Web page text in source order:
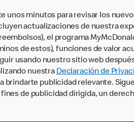
unos minutos para revisar los
actualizaciones de nuestra
el programa
de estos), funciones de valor
usando nuestro sitio web
nuestra Declaración de
publicidad relevante.
de publicidad dirigida, un